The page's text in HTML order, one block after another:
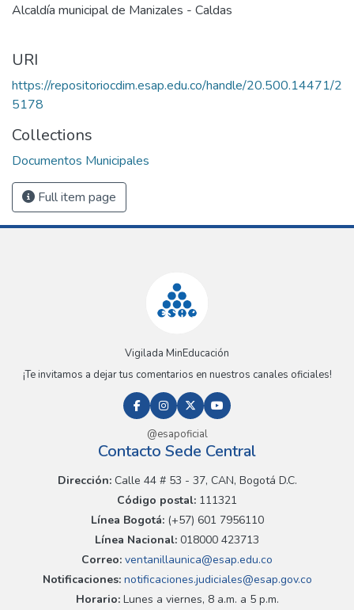
Alcaldía municipal de Manizales - Caldas
URI
https://repositoriocdim.esap.edu.co/handle/20.500.14471/2
5178
Collections
Documentos Municipales
Full item page
Vigilada MinEducación
¡Te invitamos a dejar tus comentarios en nuestros canales oficiales!
@esapoficial
Contacto Sede Central
Dirección:Calle 44 # 53 - 37, CAN, Bogotá D.C.
Código postal: 111321
Línea Bogotá:(+57) 601 7956110
Línea Nacional: 018000 423713
Correo: ventanillaunica@esap.edu.co
Notificaciones:notificaciones.judiciales@esap.gov.co
Horario:Lunes a viernes, 8 a.m. a 5 p.m.